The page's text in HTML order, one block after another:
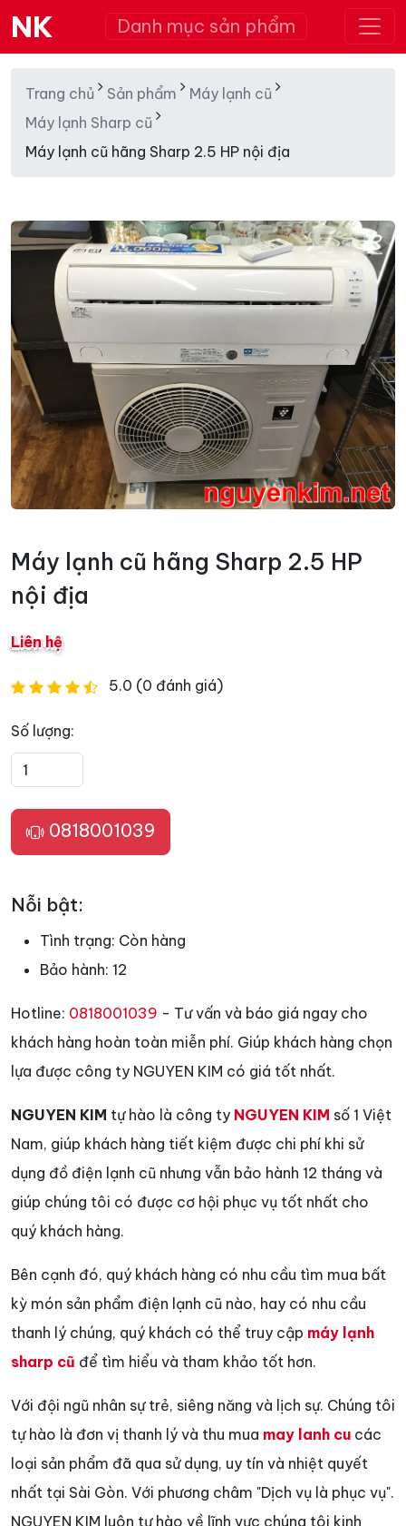
NK Danh mục sản phẩm
Trang chủ Sản phẩm
Máy lạnh cũ
Máy lạnh Sharp cũ
Máy lạnh cũ hãng Sharp 2.5 HP nội địa
Máy lạnh cũ hãng Sharp 2.5 HP
nội địa
Liên hệ
5.0 (0 đánh giá)
Số lượng:
0818001039
Nỗi bật:
Tình trạng: Còn hàng
Bảo hành: 12
Hotline: 0818001039 - Tư vấn và báo giá ngay cho
khách hàng hoàn toàn miễn phí. Giúp khách hàng chọn
lựa được công ty NGUYEN KIM có giá tốt nhất.
NGUYEN KIM tự hào là công ty NGUYEN KIM số 1 Việt
Nam, giúp khách hàng tiết kiệm được chi phí khi sử
dụng đồ điện lạnh cũ nhưng vẫn bảo hành 12 tháng và
giúp chúng tôi có được cơ hội phục vụ tốt nhất cho
quý khách hàng.
Bên cạnh đó, quý khách hàng có nhu cầu tìm mua bất
kỳ món sản phẩm điện lạnh cũ nào, hay có nhu cầu
thanh lý chúng, quý khách có thể truy cập máy lạnh
sharp cũ để tìm hiểu và tham khảo tốt hơn.
Với đội ngũ nhân sự trẻ, siêng năng và lịch sự. Chúng tôi
tự hào là đơn vị thanh lý và thu mua may lanh cu các
loại sản phẩm đã qua sử dụng, uy tín và nhiệt quyết
nhất tại Sài Gòn. Với phương châm "Dịch vụ là phục vụ".
NGUYEN KIM luôn tự hào về lĩnh vực chúng tôi kinh